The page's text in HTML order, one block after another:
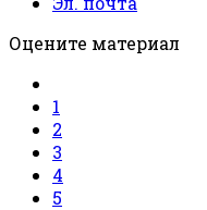
Оцените материал
1
2
3
4
5